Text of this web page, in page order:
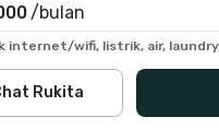
/bulan
internet/wifi, listrik, air,
Rukita